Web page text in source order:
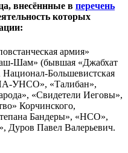
внесённные в перечень
которых
армия»
Шам» (бывшая «Джабхат
Большевистская
УНСО», «Талибан»,
«Свидетели Иеговы»,
Корчинского,
Бандеры», «НСО»,
Дуров Павел Валерьевич.